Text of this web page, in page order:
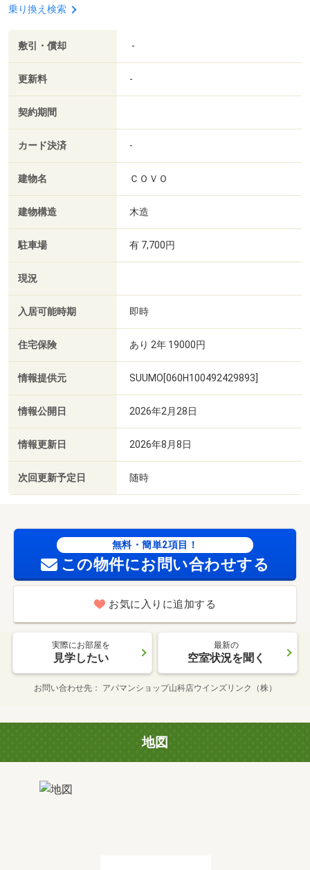
乗り換え検索
敷引・償却 -
更新料 -
契約期間
カード決済 -
建物名 ＣＯＶＯ
建物構造 木造
駐車場 有 7,700円
現況
入居可能時期 即時
住宅保険 あり 2年 19000円
情報提供元 SUUMO[060H100492429893]
情報公開日 2026年2月28日
情報更新日 2026年8月8日
次回更新予定日 随時
無料・簡単2項目！
この物件にお問い合わせする
お気に入りに追加する
実際にお部屋を
見学したい
最新の
空室状況を聞く
お問い合わせ先 アパマンショップ山科店ウインズリンク（株）
地図